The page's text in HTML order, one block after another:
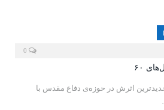
۶۰
اثرش در حوزه‌ى دفاع مقدس با